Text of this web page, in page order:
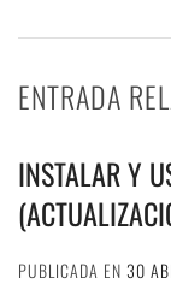
ENTRADA
INSTALAR Y
PUBLICADA EN 30